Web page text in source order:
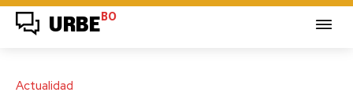
URBE BO
Actualidad